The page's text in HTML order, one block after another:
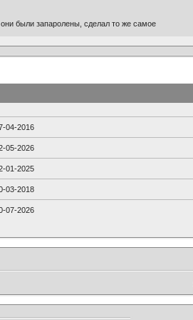
были запаролены, сделал то же самое
04-2016
05-2026
01-2025
03-2018
07-2026